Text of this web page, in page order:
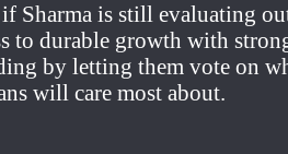
Sharma is still evaluating
to durable growth with
by letting them vote on
will care most about.